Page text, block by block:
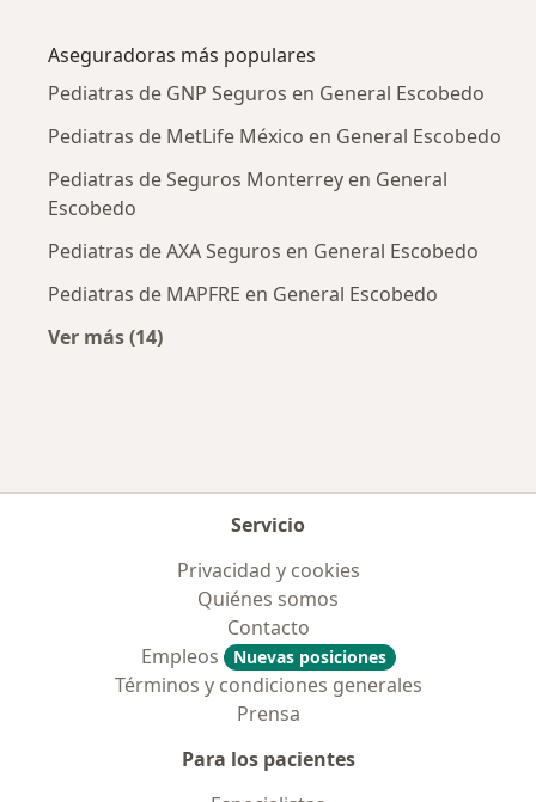
Aseguradoras más populares
Pediatras de GNP Seguros en General Escobedo
Pediatras de MetLife México en General Escobedo
Pediatras de Seguros Monterrey en General
Escobedo
Pediatras de AXA Seguros en General Escobedo
Pediatras de MAPFRE en General Escobedo
Ver más (14)
Servicio
Privacidad y cookies
Quiénes somos
Contacto
Empleos
Nuevas posiciones
Términos y condiciones generales
Prensa
Para los pacientes